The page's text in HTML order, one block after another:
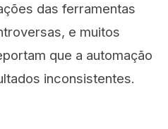
das ferramentas
e muitos
que a automação
inconsistentes.